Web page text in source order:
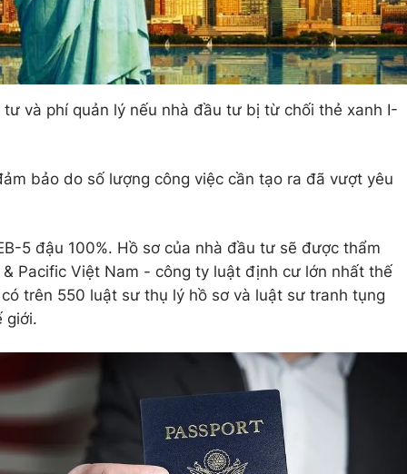
và phí quản lý nếu nhà đầu tư bị từ chối thẻ xanh I-
bảo do số lượng công việc cần tạo ra đã vượt yêu
5 đậu 100%. Hồ sơ của nhà đầu tư sẽ được thẩm
Pacific Việt Nam - công ty luật định cư lớn nhất thế
trên 550 luật sư thụ lý hồ sơ và luật sư tranh tụng
giới.